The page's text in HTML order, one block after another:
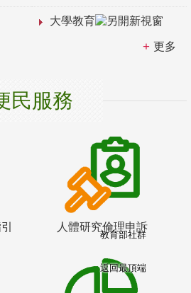
大學教育
更多
民服務
人體研究倫理申訴
教育部社群
返回最頂端